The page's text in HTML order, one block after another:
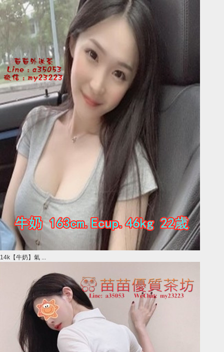
14k【牛奶】氣 ...